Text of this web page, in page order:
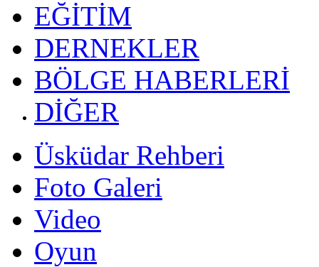
EĞİTİM
DERNEKLER
BÖLGE HABERLERİ
DİĞER
Üsküdar Rehberi
Foto Galeri
Video
Oyun